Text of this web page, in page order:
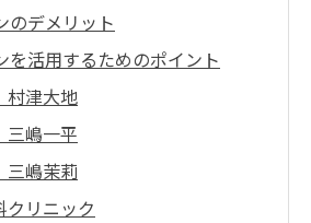
のデメリット
を活用するためのポイント
津大地
嶋一平
嶋茉莉
クリニック